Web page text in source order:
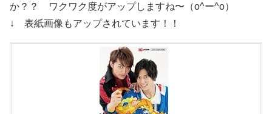
か？？ ワクワク度がアップしますね〜（o^ー^o）
↓ 表紙画像もアップされています！！